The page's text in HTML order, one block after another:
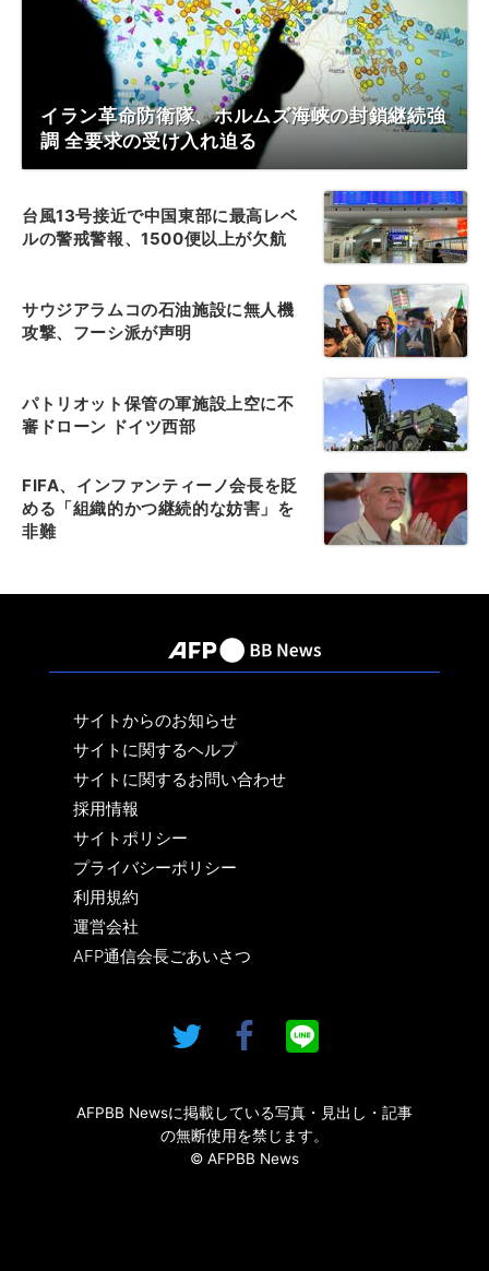
イラン革命防衛隊、ホルムズ海峡の封鎖継続強
調 全要求の受け入れ迫る
台風13号接近で中国東部に最高レベ
ルの警戒警報、1500便以上が欠航
サウジアラムコの石油施設に無人機
攻撃、フーシ派が声明
パトリオット保管の軍施設上空に不
審ドローン ドイツ西部
FIFA、インファンティーノ会長を貶
める「組織的かつ継続的な妨害」を
非難
サイトからのお知らせ
サイトに関するヘルプ
サイトに関するお問い合わせ
採用情報
サイトポリシー
プライバシーポリシー
利用規約
運営会社
AFP通信会長ごあいさつ
AFPBB Newsに掲載している写真・見出し・記事
の無断使用を禁じます。
© AFPBB News